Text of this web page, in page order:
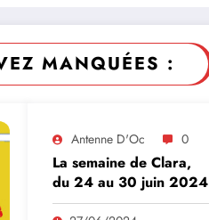
MANQUÉES :
Antenne D'Oc 0
La semaine de Clara,
du 24 au 30 juin 2024